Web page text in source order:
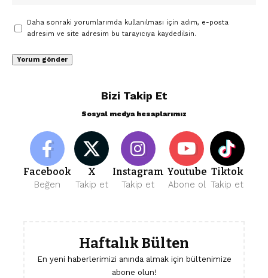
Daha sonraki yorumlarımda kullanılması için adım, e-posta
adresim ve site adresim bu tarayıcıya kaydedilsin.
Bizi Takip Et
Sosyal medya hesaplarımız
Facebook
Beğen
X
Takip et
Instagram
Takip et
Youtube
Abone ol
Tiktok
Takip et
Haftalık Bülten
En yeni haberlerimizi anında almak için bültenimize
abone olun!